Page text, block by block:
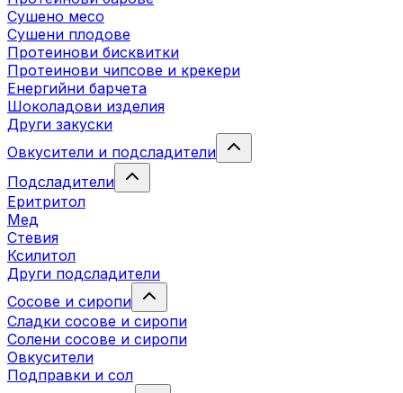
Сушено месо
Сушени плодове
Протеинови бисквитки
Протеинови чипсове и крекери
Енергийни барчета
Шоколадови изделия
Други закуски
Овкусители и подсладители
Подсладители
Еритритол
Мед
Стевия
Ксилитол
Други подсладители
Сосове и сиропи
Сладки сосове и сиропи
Солени сосове и сиропи
Овкусители
Подправки и сол